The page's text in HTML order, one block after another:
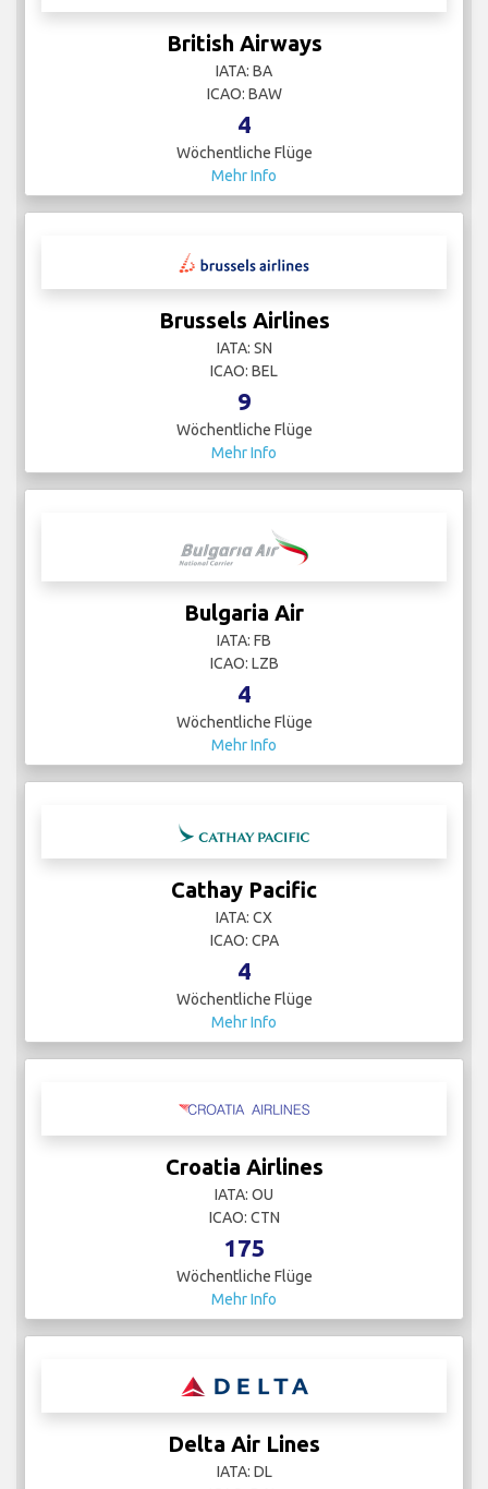
British Airways
IATA: BA
ICAO: BAW
4
Wöchentliche Flüge
Mehr Info
Brussels Airlines
IATA: SN
ICAO: BEL
9
Wöchentliche Flüge
Mehr Info
Bulgaria Air
IATA: FB
ICAO: LZB
4
Wöchentliche Flüge
Mehr Info
Cathay Pacific
IATA: CX
ICAO: CPA
4
Wöchentliche Flüge
Mehr Info
Croatia Airlines
IATA: OU
ICAO: CTN
175
Wöchentliche Flüge
Mehr Info
Delta Air Lines
IATA: DL